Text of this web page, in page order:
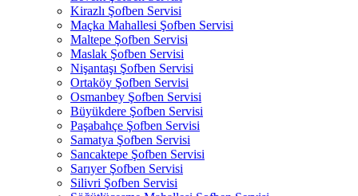
Kirazlı Şofben Servisi
Maçka Mahallesi Şofben Servisi
Maltepe Şofben Servisi
Maslak Şofben Servisi
Nişantaşı Şofben Servisi
Ortaköy Şofben Servisi
Osmanbey Şofben Servisi
Büyükdere Şofben Servisi
Paşabahçe Şofben Servisi
Samatya Şofben Servisi
Sancaktepe Şofben Servisi
Sarıyer Şofben Servisi
Silivri Şofben Servisi